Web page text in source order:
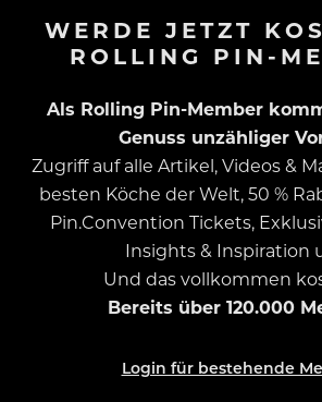
WERDE JETZT
ROLLING PIN-
Als Rolling Pin-Member
Genuss unzähliger
Zugriff auf alle Artikel, Videos &
besten Köche der Welt, 50 %
Pin.Convention Tickets,
Insights & Inspiration
Und das vollkommen
Bereits über 120.000
Login für bestehende